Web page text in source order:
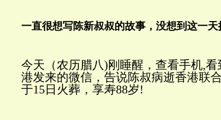
一直很想写陈新叔叔的故事，没想到这一
今天（农历腊八)刚睡醒，查看手机,
港发来的微信，告说陈叔病逝香港联
于15日火葬，享寿88岁!